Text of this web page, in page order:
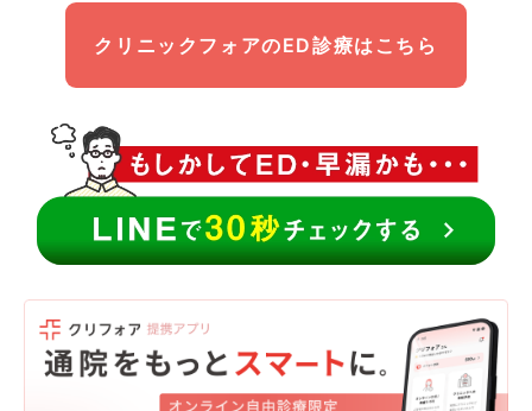
クリニックフォアのED診療はこちら